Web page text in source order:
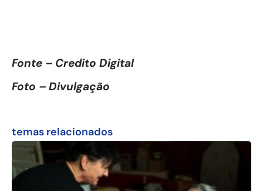
Fonte – Credito Digital
Foto – Divulgação
temas relacionados